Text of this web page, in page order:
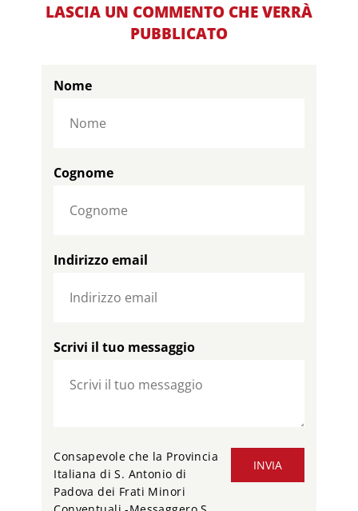
LASCIA UN COMMENTO CHE VERRÀ
PUBBLICATO
Nome
Cognome
Indirizzo email
Scrivi il tuo messaggio
INVIA
Consapevole che la Provincia
Italiana di S. Antonio di
Padova dei Frati Minori